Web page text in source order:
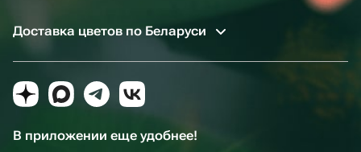
Доставка цветов по Беларуси
В приложении еще удобнее!